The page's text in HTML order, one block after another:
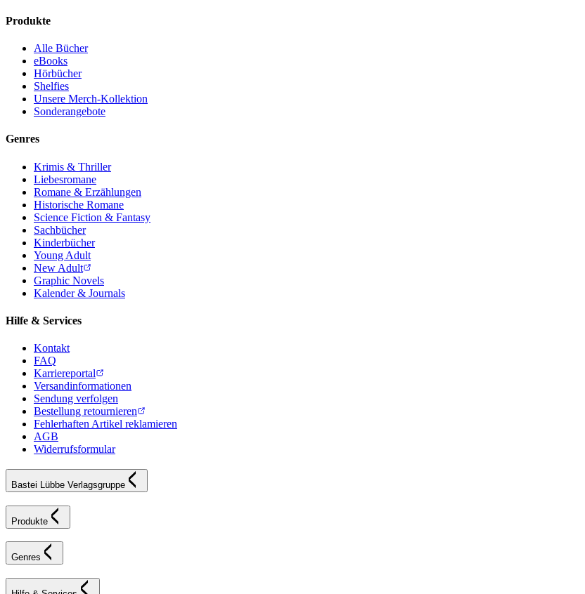
Produkte
Alle Bücher
eBooks
Hörbücher
Shelfies
Unsere Merch-Kollektion
Sonderangebote
Genres
Krimis & Thriller
Liebesromane
Romane & Erzählungen
Historische Romane
Science Fiction & Fantasy
Sachbücher
Kinderbücher
Young Adult
New Adult
Graphic Novels
Kalender & Journals
Hilfe & Services
Kontakt
FAQ
Karriereportal
Versandinformationen
Sendung verfolgen
Bestellung retournieren
Fehlerhaften Artikel reklamieren
AGB
Widerrufsformular
Bastei Lübbe Verlagsgruppe
Produkte
Genres